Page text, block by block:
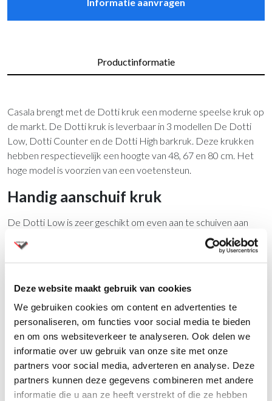
Deze website maakt gebruik van cookies
We gebruiken cookies om content en advertenties te
personaliseren, om functies voor social media te bieden
en om ons websiteverkeer te analyseren. Ook delen we
informatie over uw gebruik van onze site met onze
partners voor social media, adverteren en analyse. Deze
partners kunnen deze gegevens combineren met andere
informatie die u aan ze heeft verstrekt of die ze hebben
Productinformatie
Casala brengt met de Dotti kruk een moderne speelse kruk op
de markt. De Dotti kruk is leverbaar in 3 modellen De Dotti
Low, Dotti Counter en de Dotti High barkruk. Deze krukken
hebben respectievelijk een hoogte van 48, 67 en 80 cm. Het
hoge model is voorzien van een voetensteun.
Handig aanschuif kruk
De Dotti Low is zeer geschikt om even aan te schuiven aan
een bureau om even overleg te plegen. De kruk is compact en
licht. De Dotti High vindt u vaak bij hoge werktafels,
bedrijfskantines en flexwerkplekken. De hoige kruk wordt ook
De kruk is ook leverbaar met een eikenhouten zitting. Het
onderstel heeft een matte coating en de poten zijn voorzien
van kunststof glijders.
Vragen?
Wij staan u graag te woord via de telefoon.